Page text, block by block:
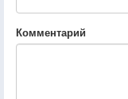
Комментарий